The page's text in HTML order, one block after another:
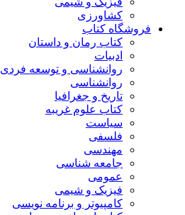
کشاورزی
فروشگاه کتاب
کتاب رمان و داستان
ادبیات
روانشناسی و توسعه فردی
روانشناسی
تاریخ و جغرافیا
کتاب علوم غریبه
سیاست
فلسفی
مهندسی
جامعه شناسی
عمومی
فیزیک و شیمی
کامپیوتر و برنامه نویسی